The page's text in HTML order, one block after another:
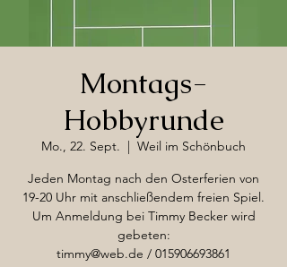
Montags-
Hobbyrunde
Mo., 22. Sept.
  |
Weil im Schönbuch
Jeden Montag nach den Osterferien von
19-20 Uhr mit anschließendem freien Spiel.
Um Anmeldung bei Timmy Becker wird
gebeten:
timmy@web.de / 015906693861